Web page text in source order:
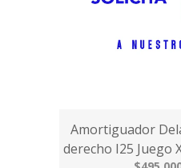
Amortiguador
derecho I25 Juego